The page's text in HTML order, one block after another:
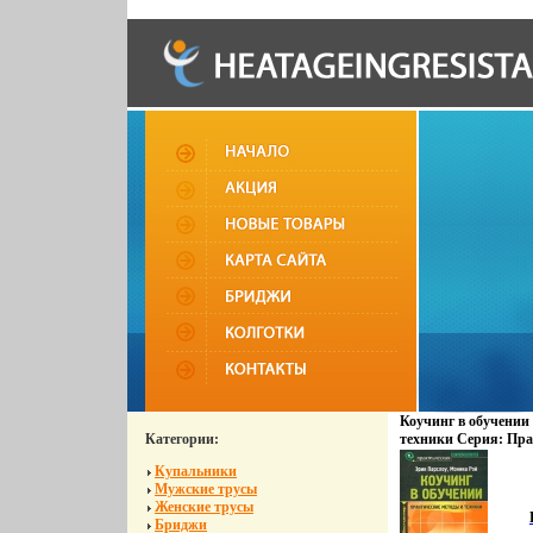
Категории:
Купальники
Мужские трусы
Женские трусы
Бриджи
Коучинг в
техники Серия:
инфо 2757q.